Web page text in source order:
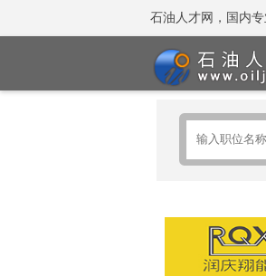
石油人才网，国内